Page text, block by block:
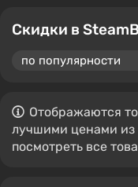
Скидки в
Отображаются
лучшими ценами из
посмотреть все